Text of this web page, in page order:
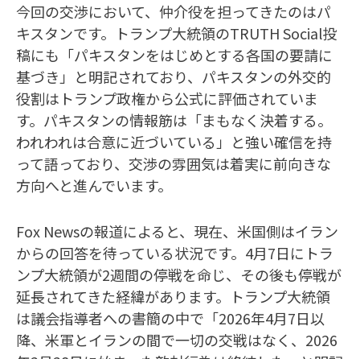
今回の交渉において、仲介役を担ってきたのはパ
キスタンです。トランプ大統領のTRUTH Social投
稿にも「パキスタンをはじめとする各国の要請に
基づき」と明記されており、パキスタンの外交的
役割はトランプ政権から公式に評価されていま
す。パキスタンの情報筋は「まもなく決着する。
われわれは合意に近づいている」と強い確信を持
って語っており、交渉の雰囲気は着実に前向きな
方向へと進んでいます。
Fox Newsの報道によると、現在、米国側はイラン
からの回答を待っている状況です。4月7日にトラ
ンプ大統領が2週間の停戦を命じ、その後も停戦が
延長されてきた経緯があります。トランプ大統領
は議会指導者への書簡の中で「2026年4月7日以
降、米軍とイランの間で一切の交戦はなく、2026